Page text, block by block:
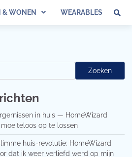
& WONEN WEARABLES
Zoeken
in huis — HomeWizard
op te lossen
huis-revolutie: HomeWizard
dat ik weer verliefd werd op mijn